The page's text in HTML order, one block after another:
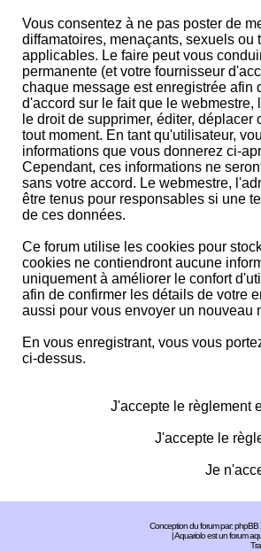
Vous consentez à ne pas poster de
diffamatoires, menaçants, sexuels
applicables. Le faire peut vous
permanente (et votre fournisseur
chaque message est enregistrée afin
d'accord sur le fait que le
le droit de supprimer, éditer,
tout moment. En tant qu'utilisateur,
informations que vous donnerez ci-
Cependant, ces informations ne
sans votre accord. Le webmestre,
être tenus pour responsables si une
de ces données.
Ce forum utilise les cookies pour
cookies ne contiendront aucune
uniquement à améliorer le confort
afin de confirmer les détails de votre
aussi pour vous envoyer un nouveau
En vous enregistrant, vous vous
ci-dessus.
J'accepte le règlement
J'accepte le
Je
Conception du forum par:phpBB
| Aquariolo est un forum